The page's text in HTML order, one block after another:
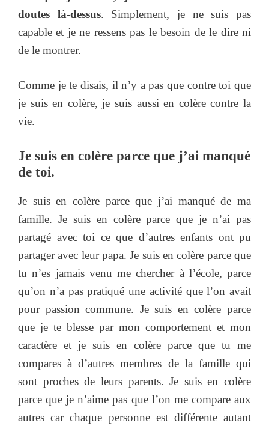
doutes là-dessus. Simplement, je ne suis pas
capable et je ne ressens pas le besoin de le dire ni
de le montrer.
Comme je te disais, il n’y a pas que contre toi que
je suis en colère, je suis aussi en colère contre la
vie.
Je suis en colère parce que j’ai manqué
de toi.
Je suis en colère parce que j’ai manqué de ma
famille. Je suis en colère parce que je n’ai pas
partagé avec toi ce que d’autres enfants ont pu
partager avec leur papa. Je suis en colère parce que
tu n’es jamais venu me chercher à l’école, parce
qu’on n’a pas pratiqué une activité que l’on avait
pour passion commune. Je suis en colère parce
que je te blesse par mon comportement et mon
caractère et je suis en colère parce que tu me
compares à d’autres membres de la famille qui
sont proches de leurs parents. Je suis en colère
parce que je n’aime pas que l’on me compare aux
autres car chaque personne est différente autant